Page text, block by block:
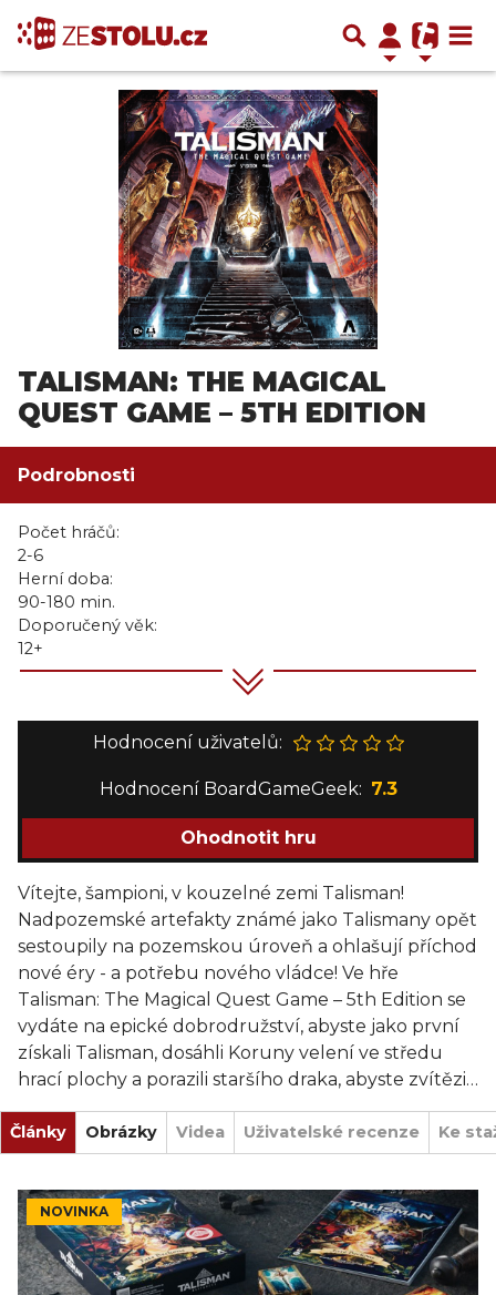
TALISMAN: THE MAGICAL
QUEST GAME – 5TH EDITION
Podrobnosti
Počet hráčů:
2-6
Herní doba:
90-180 min.
Doporučený věk:
12+
Hodnocení uživatelů:
Hodnocení BoardGameGeek: 7.3
Ohodnotit hru
Vítejte, šampioni, v kouzelné zemi Talisman!
Nadpozemské artefakty známé jako Talismany opět
sestoupily na pozemskou úroveň a ohlašují příchod
nové éry - a potřebu nového vládce! Ve hře
Talisman: The Magical Quest Game – 5th Edition se
vydáte na epické dobrodružství, abyste jako první
získali Talisman, dosáhli Koruny velení ve středu
hrací plochy a porazili staršího draka, abyste zvítězili.
Tato strategická hra pro dospívající i dospělé nabízí
díky rozmanité škále postav na výběr a rozsáhlému
světu možných scénářů neomezené dobrodružství!
Hra obsahuje velkou hrací desku, 12 figurek postav,
12 karet postav, 100 karet dobrodružství, 24 karet
Články Obrázky Videa Uživatelské recenze Ke
NOVINKA